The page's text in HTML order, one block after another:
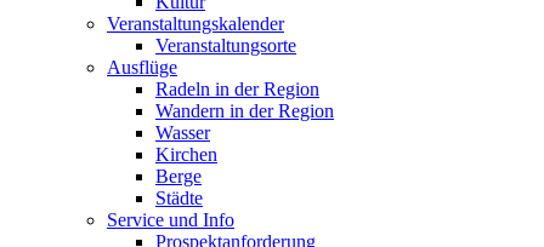
Veranstaltungskalender
Veranstaltungsorte
Ausflüge
Radeln in der Region
Wandern in der Region
Wasser
Kirchen
Berge
Städte
Service und Info
Prospektanforderung